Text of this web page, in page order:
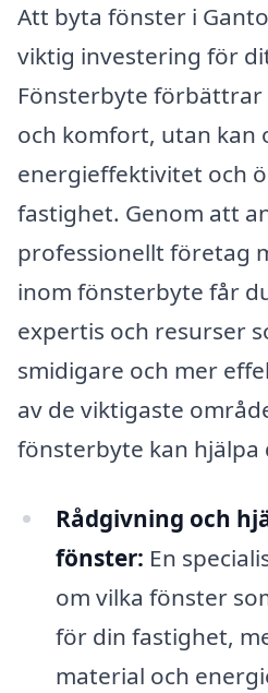
Att byta fönster i
viktig investering för
Fönsterbyte
och komfort, utan kan
energieffektivitet och
fastighet. Genom att
professionellt företag
inom fönsterbyte får
expertis och resurser
smidigare och mer
av de viktigaste
fönsterbyte kan hjälpa
Rådgivning och
fönster: En
om vilka fönster
för din fastighet,
material och